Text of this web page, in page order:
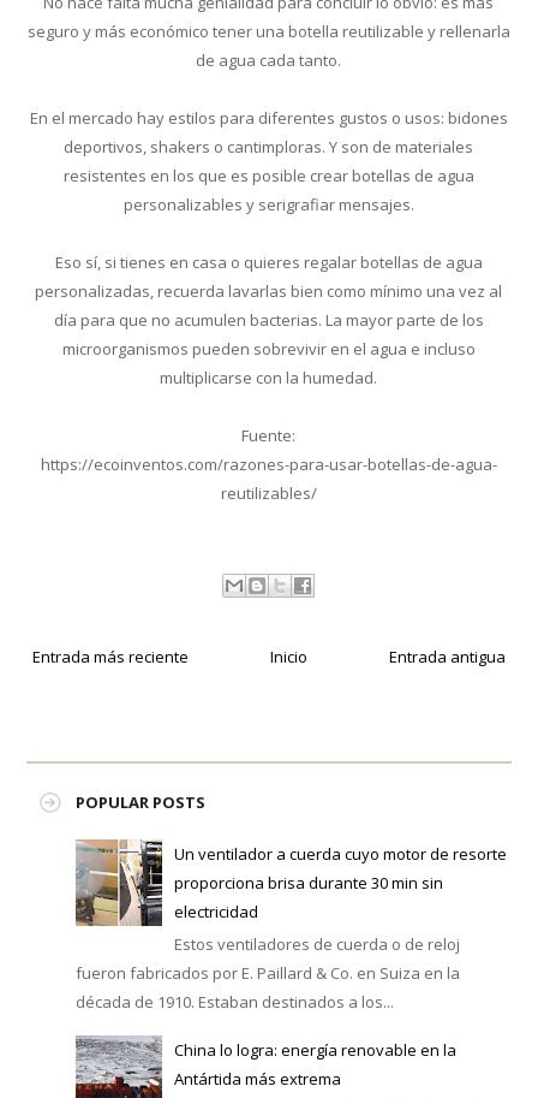
seguro y más económico tener una botella reutilizable y rellenarla
de agua cada tanto.
En el mercado hay estilos para diferentes gustos o usos: bidones
deportivos, shakers o cantimploras. Y son de materiales
resistentes en los que es posible crear botellas de agua
personalizables y serigrafiar mensajes.
Eso sí, si tienes en casa o quieres regalar botellas de agua
personalizadas, recuerda lavarlas bien como mínimo una vez al
día para que no acumulen bacterias. La mayor parte de los
microorganismos pueden sobrevivir en el agua e incluso
multiplicarse con la humedad.
Fuente:
https://ecoinventos.com/razones-para-usar-botellas-de-agua-
reutilizables/
Entrada más reciente Entrada antigua
Inicio
POPULAR POSTS
Un ventilador a cuerda cuyo motor de resorte
proporciona brisa durante 30 min sin
electricidad
Estos ventiladores de cuerda o de reloj
fueron fabricados por E. Paillard & Co. en Suiza en la
década de 1910. Estaban destinados a los...
China lo logra: energía renovable en la
Antártida más extrema